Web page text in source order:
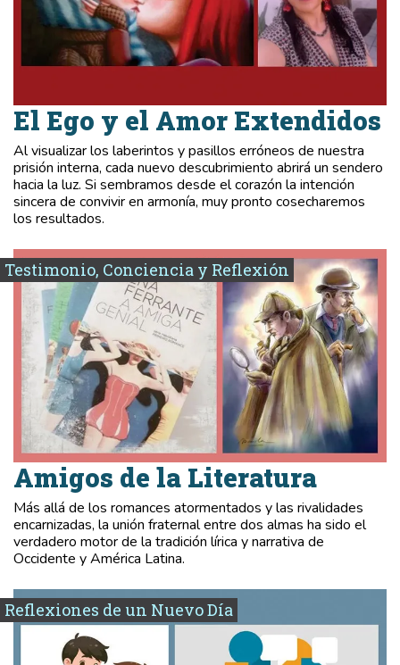
El Ego y el Amor Extendidos
Al visualizar los laberintos y pasillos erróneos de nuestra
prisión interna, cada nuevo descubrimiento abrirá un sendero
hacia la luz. Si sembramos desde el corazón la intención
sincera de convivir en armonía, muy pronto cosecharemos
los resultados.
Testimonio, Conciencia y Reflexión
Amigos de la Literatura
Más allá de los romances atormentados y las rivalidades
encarnizadas, la unión fraternal entre dos almas ha sido el
verdadero motor de la tradición lírica y narrativa de
Occidente y América Latina.
Reflexiones de un Nuevo Día